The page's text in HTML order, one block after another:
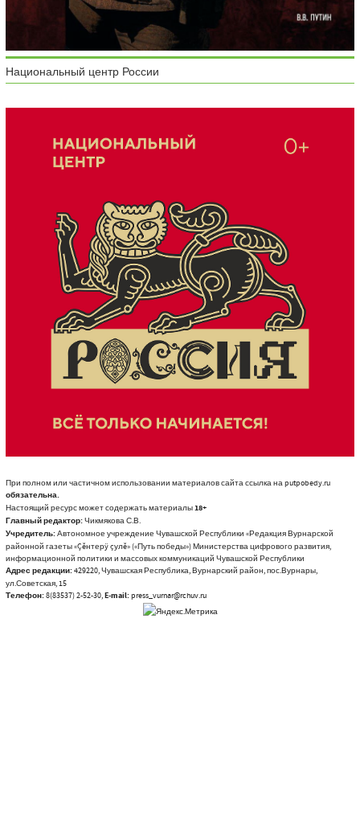
Национальный центр России
При полном или частичном использовании материалов сайта ссылка на putpobedy.ru
обязательна.
Настоящий ресурс может содержать материалы18+
Главный редактор:Чикмякова С.В.
Учредитель:Автономное учреждение Чувашской Республики «Редакция Вурнарской
районной газеты «Çĕнтерÿ çулĕ» («Путь победы») Министерства цифрового развития,
информационной политики и массовых коммуникаций Чувашской Республики
Адрес редакции:429220, Чувашская Республика, Вурнарский район, пос.Вурнары,
ул.Советская, 15
Телефон:8(83537) 2-52-30,E-mail:press_vurnar@rchuv.ru